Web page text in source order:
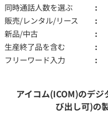
同時通話人数を選ぶ
販売/レンタル/リース
新品/中古
生産終了品を含む
フリーワード入力
アイコム(ICOM)のデ
び出し可)の